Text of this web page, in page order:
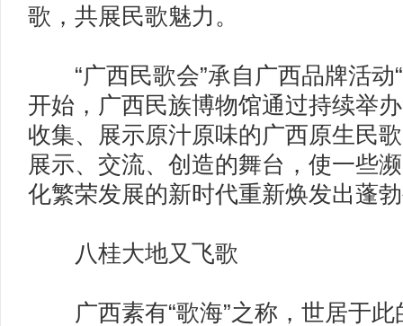
歌，共展民歌魅力。
“广西民歌会”承自广西品牌活动“
开始，广西民族博物馆通过持续举
收集、展示原汁原味的广西原生民
展示、交流、创造的舞台，使一些
化繁荣发展的新时代重新焕发出蓬
八桂大地又飞歌
广西素有“歌海”之称，世居于此